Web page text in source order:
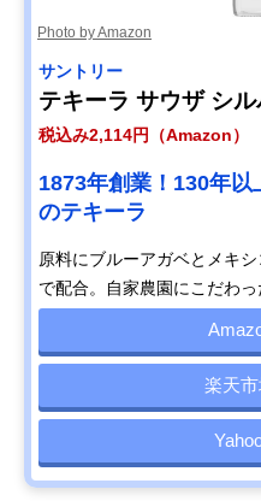
Photo by Amazon
サントリー
テキーラ サウザ シ
税込み2,114円（Amazon）
1873年創業！130年
のテキーラ
原料にブルーアガベとメキ
で配合。自家農園にこだわっ
楽天